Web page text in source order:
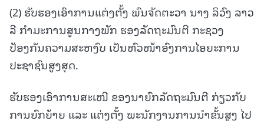
(2) ຮັບຮອງເອົາການແຕ່ງຕັ້ງ ພົນຈັດຕະວາ ນາງ ລິວົງ ລາວ
ລີ ກຳມະການສູນກາງພັກ ຮອງລັດຖະມົນຕີ ກະຊວງ
ປ້ອງກັນຄວາມສະຫງົບ ເປັນຫົວໜ້າອົງການໄອຍະການ
ປະຊາຊົນສູງສຸດ.
ຮັບຮອງເອົາການສະເໜີ ຂອງນາຍົກລັດຖະມົນຕີ ກ່ຽວກັບ
ການຍົກຍ້າຍ ແລະ ແຕ່ງຕັ້ງ ພະນັກງານການນໍາຂັ້ນສູງ ໄປ